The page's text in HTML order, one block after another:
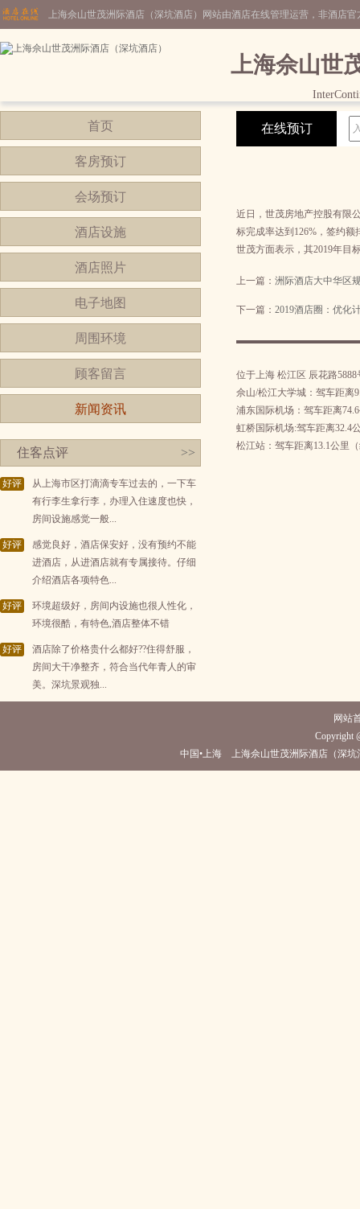
上海佘山世茂洲际酒店（深坑酒店）网站由酒店在线管理运营，非酒店
上海佘山世
首页
客房预订
会场预订
酒店设施
酒店照片
电子地图
周围环境
顾客留言
新闻资讯
住客点评 >>
好评
从上海市区打滴滴专车过去的，一下车
有行李生拿行李，办理入住速度也快，
房间设施感觉一般...
好评
感觉良好，酒店保安好，没有预约不能
进酒店，从进酒店就有专属接待。仔细
介绍酒店各项特色...
好评
环境超级好，房间内设施也很人性化，
环境很酷，有特色,酒店整体不错
好评
酒店除了价格贵什么都好??住得舒服，
房间大干净整齐，符合当代年青人的审
美。深坑景观独...
在线预订
近日，世茂房地产控股有限
标完成率达到126%，签约额
世茂方面表示，其2019年目
上一篇： 洲际酒店大中华区
下一篇： 2019酒店圈：优化
位于上海 松江区 辰花路
佘山/松江大学城：驾车距离
浦东国际机场：驾车距离
虹桥国际机场:驾车距离32.4
松江站：驾车距离13.1公里
网站
Copyright
中国•上海 上海佘山世茂洲际酒店（深坑